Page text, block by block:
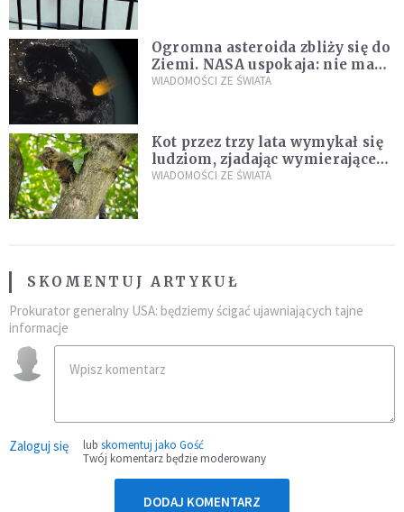
Ogromna asteroida zbliży się do
Ziemi. NASA uspokaja: nie ma
zagrożenia
WIADOMOŚCI ZE ŚWIATA
Kot przez trzy lata wymykał się
ludziom, zjadając wymierające
kaczki. W końcu popełnił
WIADOMOŚCI ZE ŚWIATA
SKOMENTUJ ARTYKUŁ
Prokurator generalny USA: będziemy ścigać ujawniających tajne
informacje
Zaloguj się lub skomentuj jako Gość
Twój komentarz będzie moderowany
DODAJ KOMENTARZ